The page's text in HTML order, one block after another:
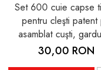
Set 600 cuie capse
pentru cleşti patent
asamblat cuşti,
împrejmuiri şi pt.
salamuri şi mezeluri
30,00 RON